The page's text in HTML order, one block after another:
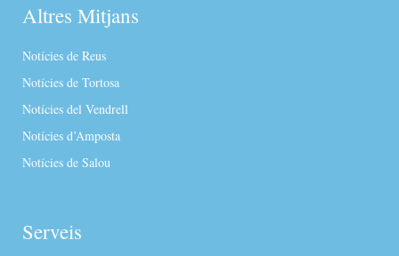
Altres Mitjans
Notícies de Reus
Notícies de Tortosa
Notícies del Vendrell
Notícies d’Amposta
Notícies de Salou
Serveis